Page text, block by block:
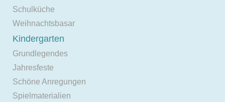
Schulküche
Weihnachtsbasar
Kindergarten
Grundlegendes
Jahresfeste
Schöne Anregungen
Spielmaterialien